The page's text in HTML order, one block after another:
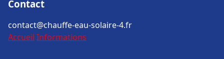
Contact
contact@chauffe-eau-solaire-4.fr
Accueil Informations